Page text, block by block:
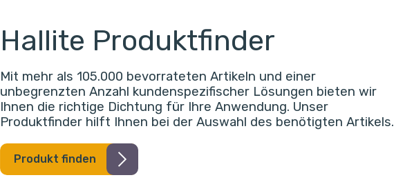
Hallite Produktfinder
Mit mehr als 105.000 bevorrateten Artikeln und einer
unbegrenzten Anzahl kundenspezifischer Lösungen bieten wir
Ihnen die richtige Dichtung für Ihre Anwendung. Unser
Produktfinder hilft Ihnen bei der Auswahl des benötigten Artikels.
Produkt finden